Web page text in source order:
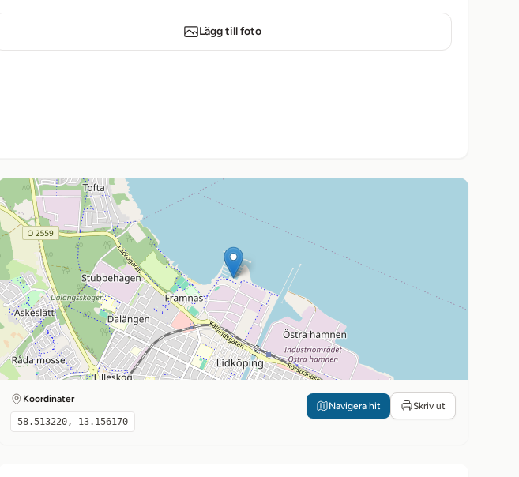
Lägg till foto
Koordinater
58.513220, 13.156170
Navigera hit Skriv ut